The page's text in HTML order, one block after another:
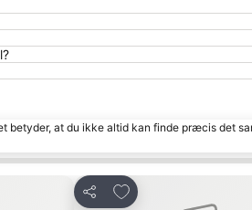
betyder, at du ikke altid kan finde præcis det
Del
Føj til favoritter